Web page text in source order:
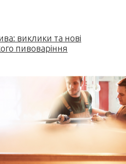
виклики та нові
пивоваріння